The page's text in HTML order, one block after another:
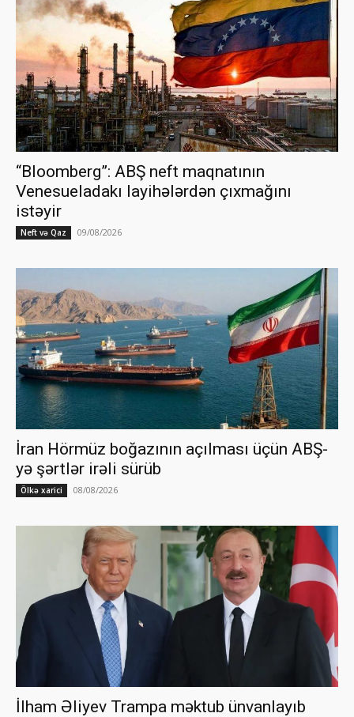
“Bloomberg”: ABŞ neft maqnatının
Venesueladakı layihələrdən çıxmağını
istəyir
Neft və Qaz 09/08/2026
İran Hörmüz boğazının açılması üçün ABŞ-
yə şərtlər irəli sürüb
Ölkə xarici 08/08/2026
İlham Əliyev Trampa məktub ünvanlayıb